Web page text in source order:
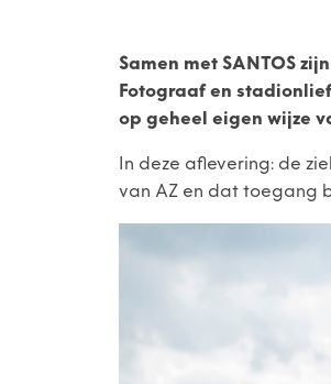
Samen met SANTOS
Fotograaf en
op geheel eigen wijze
In deze aflevering: de
van AZ en dat toegang